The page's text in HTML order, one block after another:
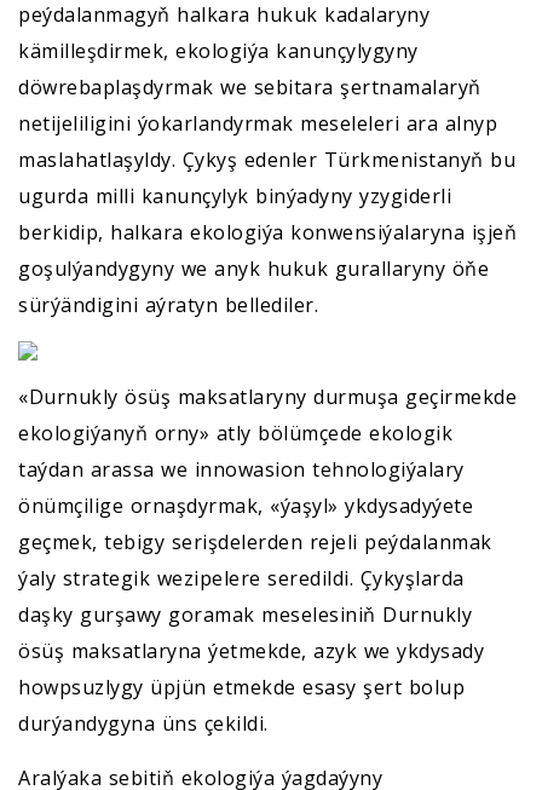
peýdalanmagyň halkara hukuk kadalaryny
kämilleşdirmek, ekologiýa kanunçylygyny
döwrebaplaşdyrmak we sebitara şertnamalaryň
netijeliligini ýokarlandyrmak meseleleri ara alnyp
maslahatlaşyldy. Çykyş edenler Türkmenistanyň bu
ugurda milli kanunçylyk binýadyny yzygiderli
berkidip, halkara ekologiýa konwensiýalaryna işjeň
goşulýandygyny we anyk hukuk gurallaryny öňe
sürýändigini aýratyn bellediler.
«Durnukly ösüş maksatlaryny durmuşa geçirmekde
ekologiýanyň orny» atly bölümçede ekologik
taýdan arassa we innowasion tehnologiýalary
önümçilige ornaşdyrmak, «ýaşyl» ykdysadyýete
geçmek, tebigy serişdelerden rejeli peýdalanmak
ýaly strategik wezipelere seredildi. Çykyşlarda
daşky gurşawy goramak meselesiniň Durnukly
ösüş maksatlaryna ýetmekde, azyk we ykdysady
howpsuzlygy üpjün etmekde esasy şert bolup
durýandygyna üns çekildi.
Aralýaka sebitiň ekologiýa ýagdaýyny